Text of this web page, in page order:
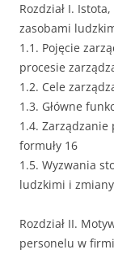
Rozdział I.
zasobami
1.1. Pojęcie
procesie
1.2. Cele
1.3. Główne
1.4. Zarządzanie
formuły 16
1.5. Wyzwania
ludzkimi i
Rozdział II.
personelu w